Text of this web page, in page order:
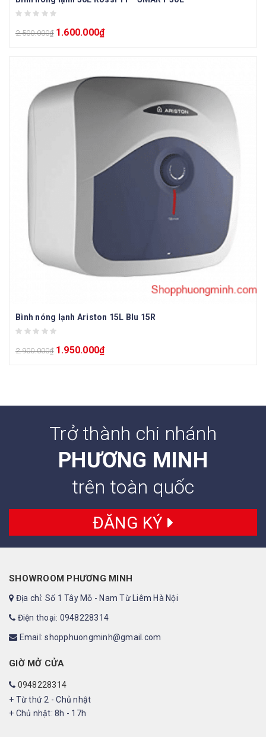
2.500.000₫ 1.600.000₫
Bình nóng lạnh Ariston 15L Blu 15R
2.900.000₫ 1.950.000₫
Trở thành chi nhánh
PHƯƠNG MINH
trên toàn quốc
ĐĂNG KÝ
SHOWROOM PHƯƠNG MINH
Địa chỉ: Số 1 Tây Mỗ - Nam Từ Liêm Hà Nội
Điện thoại: 0948228314
Email: shopphuongminh@gmail.com
GIỜ MỞ CỬA
0948228314
+ Từ thứ 2 - Chủ nhật
+ Chủ nhật: 8h - 17h